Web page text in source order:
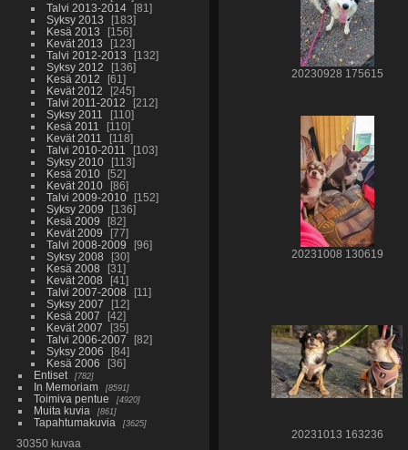
Talvi 2013-2014
81
Syksy 2013
183
Kesä 2013
156
Kevät 2013
123
Talvi 2012-2013
132
Syksy 2012
136
Kesä 2012
61
Kevät 2012
245
Talvi 2011-2012
212
Syksy 2011
110
Kesä 2011
110
Kevät 2011
118
Talvi 2010-2011
103
Syksy 2010
113
Kesä 2010
52
Kevät 2010
86
Talvi 2009-2010
152
Syksy 2009
136
Kesä 2009
82
Kevät 2009
77
Talvi 2008-2009
96
Syksy 2008
30
Kesä 2008
31
Kevät 2008
41
Talvi 2007-2008
11
Syksy 2007
12
Kesä 2007
42
Kevät 2007
35
Talvi 2006-2007
82
Syksy 2006
84
Kesä 2006
36
Entiset
782
In Memoriam 8591
Toimiva pentue 4920
Muita kuvia 861
Tapahtumakuvia 3625
30350 kuvaa
20230928 175615
20231008 130619
20231013 163236